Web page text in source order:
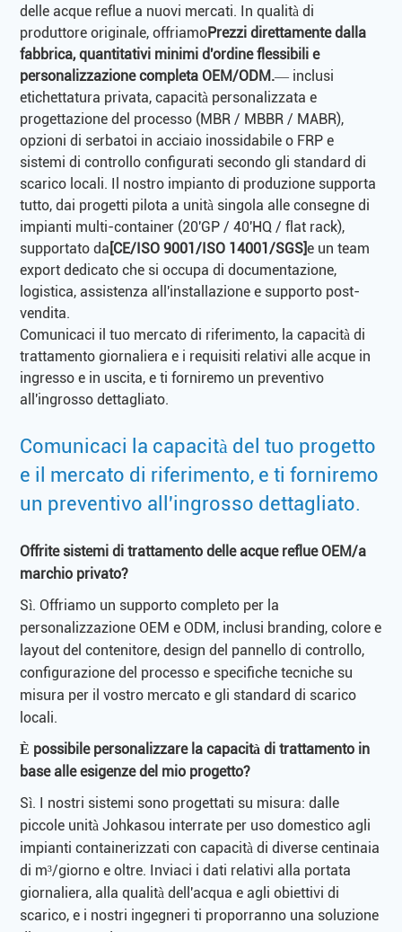
delle acque reflue a nuovi mercati. In qualità di
produttore originale, offriamoPrezzi direttamente dalla
fabbrica, quantitativi minimi d'ordine flessibili e
personalizzazione completa OEM/ODM.— inclusi
etichettatura privata, capacità personalizzata e
progettazione del processo (MBR / MBBR / MABR),
opzioni di serbatoi in acciaio inossidabile o FRP e
sistemi di controllo configurati secondo gli standard di
scarico locali. Il nostro impianto di produzione supporta
tutto, dai progetti pilota a unità singola alle consegne di
impianti multi-container (20'GP / 40'HQ / flat rack),
supportato da [CE/ISO 9001/ISO 14001/SGS]e un team
export dedicato che si occupa di documentazione,
logistica, assistenza all'installazione e supporto post-
vendita.
Comunicaci il tuo mercato di riferimento, la capacità di
trattamento giornaliera e i requisiti relativi alle acque in
ingresso e in uscita, e ti forniremo un preventivo
all'ingrosso dettagliato.
Comunicaci la capacità del tuo progetto
e il mercato di riferimento, e ti forniremo
un preventivo all'ingrosso dettagliato.
Offrite sistemi di trattamento delle acque reflue OEM/a
marchio privato?
Sì. Offriamo un supporto completo per la
personalizzazione OEM e ODM, inclusi branding, colore e
layout del contenitore, design del pannello di controllo,
configurazione del processo e specifiche tecniche su
misura per il vostro mercato e gli standard di scarico
locali.
È possibile personalizzare la capacità di trattamento in
base alle esigenze del mio progetto?
Sì. I nostri sistemi sono progettati su misura: dalle
piccole unità Johkasou interrate per uso domestico agli
impianti containerizzati con capacità di diverse centinaia
di m³/giorno e oltre. Inviaci i dati relativi alla portata
giornaliera, alla qualità dell'acqua e agli obiettivi di
scarico, e i nostri ingegneri ti proporranno una soluzione